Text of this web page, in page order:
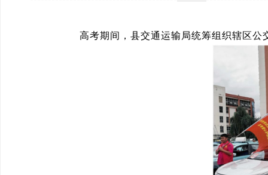
高考期间，县交通运输局统筹组织辖区